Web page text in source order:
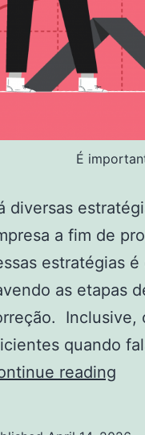
É
diversas
a fim de
estratégias
as etapas
Inclusive,
quando
reading